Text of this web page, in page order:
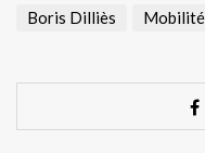
Boris Dilliès Mobilité